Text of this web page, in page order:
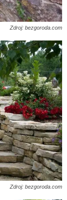
Zdroj: bezgoroda.com
Zdroj: bezgoroda.com